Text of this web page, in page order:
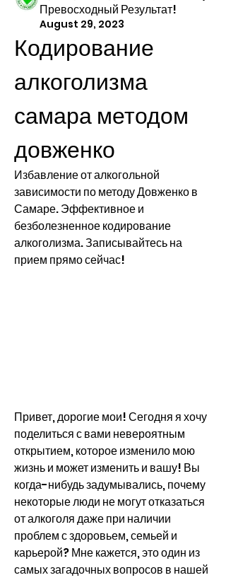
Превосходный Результат!
August 29, 2023
Кодирование
алкоголизма
самара методом
довженко
Избавление от алкогольной
зависимости по методу Довженко в
Самаре. Эффективное и
безболезненное кодирование
алкоголизма. Записывайтесь на
прием прямо сейчас!
Привет, дорогие мои! Сегодня я хочу
поделиться с вами невероятным
открытием, которое изменило мою
жизнь и может изменить и вашу! Вы
когда-нибудь задумывались, почему
некоторые люди не могут отказаться
от алкоголя даже при наличии
проблем с здоровьем, семьей и
карьерой? Мне кажется, это один из
самых загадочных вопросов в нашей